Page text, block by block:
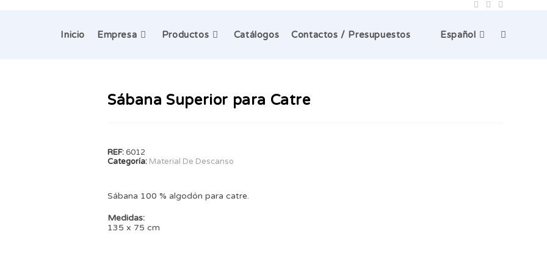
Inicio Empresa Productos Catálogos Contactos / Presupuestos Español Alternar
Sábana Superior para Catre
REF:6012
Categoría: Material De Descanso
Sábana 100 % algodón para catre.
Medidas:
135 x 75 cm